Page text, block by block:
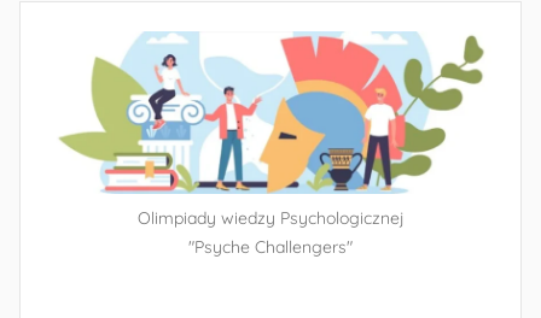
Olimpiady wiedzy Psychologicznej
"Psyche Challengers"